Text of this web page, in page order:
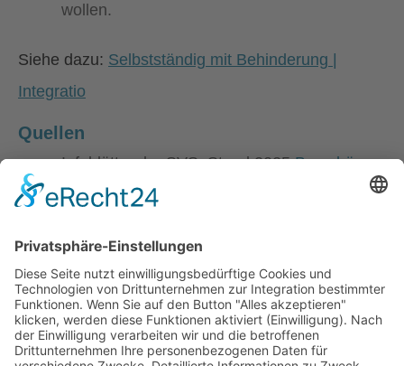
wollen.
Siehe dazu: Selbstständig mit Behinderung |
Integratio
Quellen
Infoblätter der SVS, Stand 2025Broschüren
und Infoblätter (svs.at)
Infoblätter
WKO: Selbständig mit Behinderung
Selbstständig mit Behinderung | Integratio
Unser Service: integratio
Stand: 23.6.2025